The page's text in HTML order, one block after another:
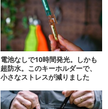
電池なしで10時間発光。しかも
超防水。このキーホルダーで、
小さなストレスが減りました